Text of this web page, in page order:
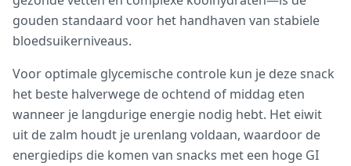
gouden standaard voor het handhaven van stabiele
bloedsuikerniveaus.
Voor optimale glycemische controle kun je deze snack
het beste halverwege de ochtend of middag eten
wanneer je langdurige energie nodig hebt. Het eiwit
uit de zalm houdt je urenlang voldaan, waardoor de
energiedips die komen van snacks met een hoge GI